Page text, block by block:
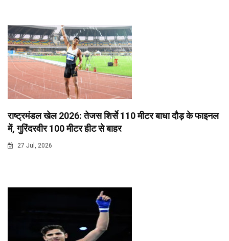
राष्ट्रमंडल खेल 2026: तेजस शिर्से 110 मीटर बाधा दौड़ के फाइनल
में, गुरिंदरवीर 100 मीटर हीट से बाहर
27 Jul, 2026